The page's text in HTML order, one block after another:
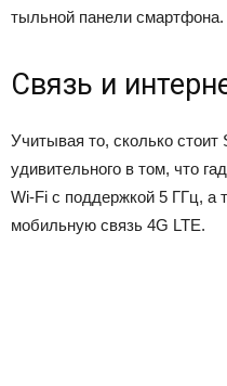
тыльной панели смартфона.
Связь и
Учитывая то, сколько стоит
удивительного в том, что
Wi-Fi с поддержкой 5 ГГц, а
мобильную связь 4G LTE.